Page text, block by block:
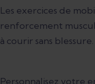
Les exercices de
renforcement
à courir sans blessure.
Personnalisez votre